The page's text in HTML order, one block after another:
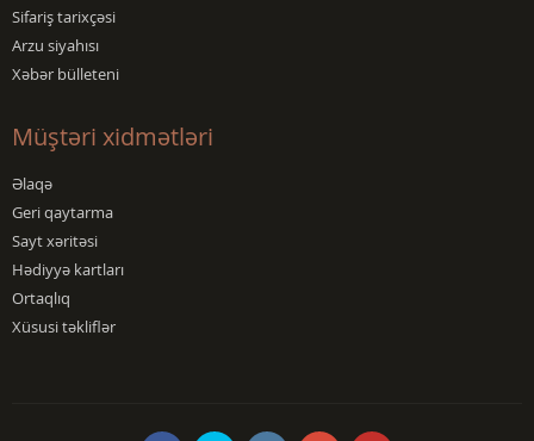
Sifariş tarixçəsi
Arzu siyahısı
Xəbər bülleteni
Müştəri xidmətləri
Əlaqə
Geri qaytarma
Sayt xəritəsi
Hədiyyə kartları
Ortaqlıq
Xüsusi təkliflər